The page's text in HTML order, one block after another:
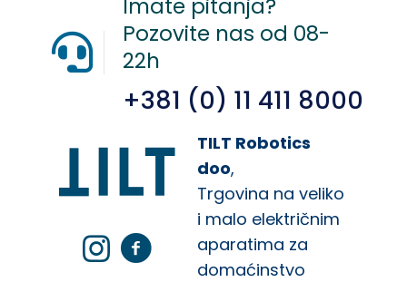
Imate pitanja?
Pozovite nas od 08-
22h
+381 (0) 11 411 8000
TILT Robotics
doo,
Trgovina na veliko
i malo električnim
aparatima za
domaćinstvo